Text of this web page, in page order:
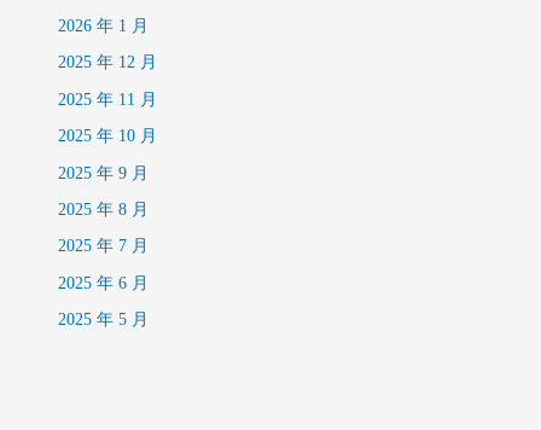
2026 年 1 月
2025 年 12 月
2025 年 11 月
2025 年 10 月
2025 年 9 月
2025 年 8 月
2025 年 7 月
2025 年 6 月
2025 年 5 月